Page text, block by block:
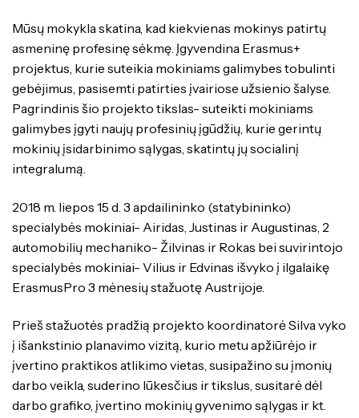
Mūsų mokykla skatina, kad kiekvienas mokinys patirtų
asmeninę profesinę sėkmę. Įgyvendina Erasmus+
projektus, kurie suteikia mokiniams galimybes tobulinti
gebėjimus, pasisemti patirties įvairiose užsienio šalyse.
Pagrindinis šio projekto tikslas- suteikti mokiniams
galimybes įgyti naujų profesinių įgūdžių, kurie gerintų
mokinių įsidarbinimo sąlygas, skatintų jų socialinį
integralumą.
2018 m. liepos 15 d. 3 apdailininko (statybininko)
specialybės mokiniai- Airidas, Justinas ir Augustinas, 2
automobilių mechaniko- Žilvinas ir Rokas bei suvirintojo
specialybės mokiniai- Vilius ir Edvinas išvyko į ilgalaikę
ErasmusPro 3 mėnesių stažuotę Austrijoje.
Prieš stažuotės pradžią projekto koordinatorė Silva vyko
į išankstinio planavimo vizitą, kurio metu apžiūrėjo ir
įvertino praktikos atlikimo vietas, susipažino su įmonių
darbo veikla, suderino lūkesčius ir tikslus, susitarė dėl
darbo grafiko, įvertino mokinių gyvenimo sąlygas ir kt.